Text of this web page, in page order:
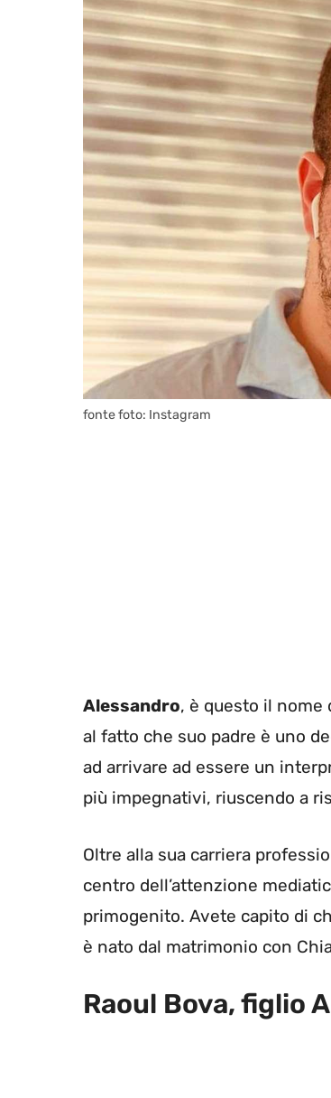
fonte foto: Instagram
Alessandro, è questo il nome
al fatto che suo padre è uno
ad arrivare ad essere un
più impegnativi, riuscendo a
Oltre alla sua carriera
centro dell’attenzione
primogenito. Avete capito di
è nato dal matrimonio con
Raoul Bova, figlio